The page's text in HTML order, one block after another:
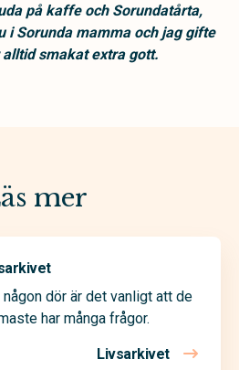
på kaffe och Sorundatårta,
i Sorunda mamma och jag gifte
smakat extra gott.
mer
någon dör är det vanligt att de
har många frågor.
Livsarkivet